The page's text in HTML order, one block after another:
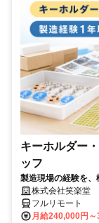
キーホルダー
ッフ
製造現場の経験を、
株式会社笑楽堂
フルリモート
月給240,000円～